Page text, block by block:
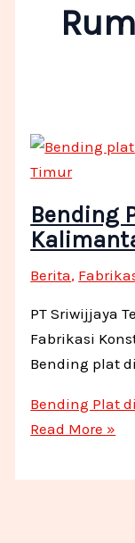
Bending
Berita,
PT Sriwijjaya
Fabrikasi
Bending plat
Bending Plat
Read More »